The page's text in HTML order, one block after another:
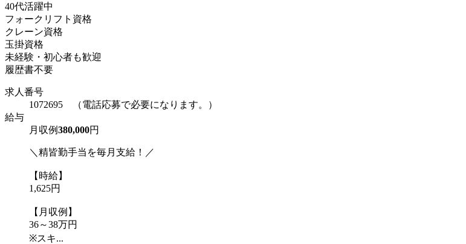
40代活躍中
フォークリフト資格
クレーン資格
玉掛資格
未経験・初心者も歓迎
履歴書不要
求人番号
1072695 （電話応募で必要になります。）
給与
月収例380,000円
＼精皆勤手当を毎月支給！／
【時給】
1,625円
【月収例】
36～38万円
※スキ...